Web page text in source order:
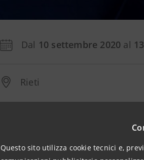
Questo sito utilizza cookie tecnici e,
Dal 10 settembre 2020 al
Rieti
settembre.